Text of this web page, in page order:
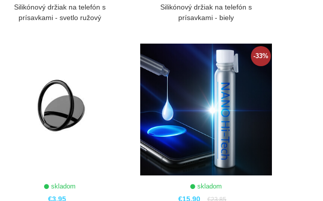
Silikónový držiak na telefón s
prísavkami - svetlo ružový
ZOBRAZIŤ
Silikónový držiak na telefón s
prísavkami - biely
skladom
€3,95
-33%
skladom
€15,90 €23,85